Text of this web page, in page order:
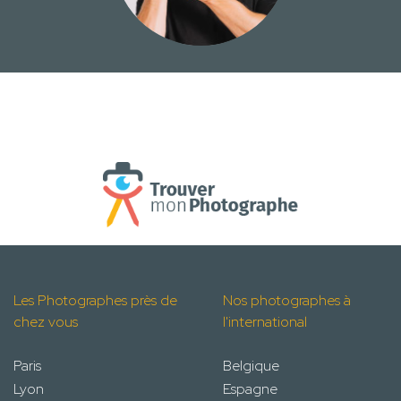
Les Photographes près de
chez vous
Paris
Lyon
Nos photographes à
l'international
Belgique
Espagne